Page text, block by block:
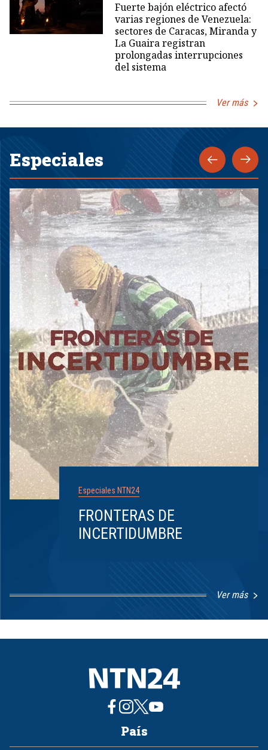
Fuerte bajón eléctrico afectó
varias regiones de Venezuela:
sectores de Caracas, Miranda y
La Guaira registran
prolongadas interrupciones
del sistema
Ver más
Especiales
Especiales NTN24
FRONTERAS DE
INCERTIDUMBRE
Ver más
1
8
País